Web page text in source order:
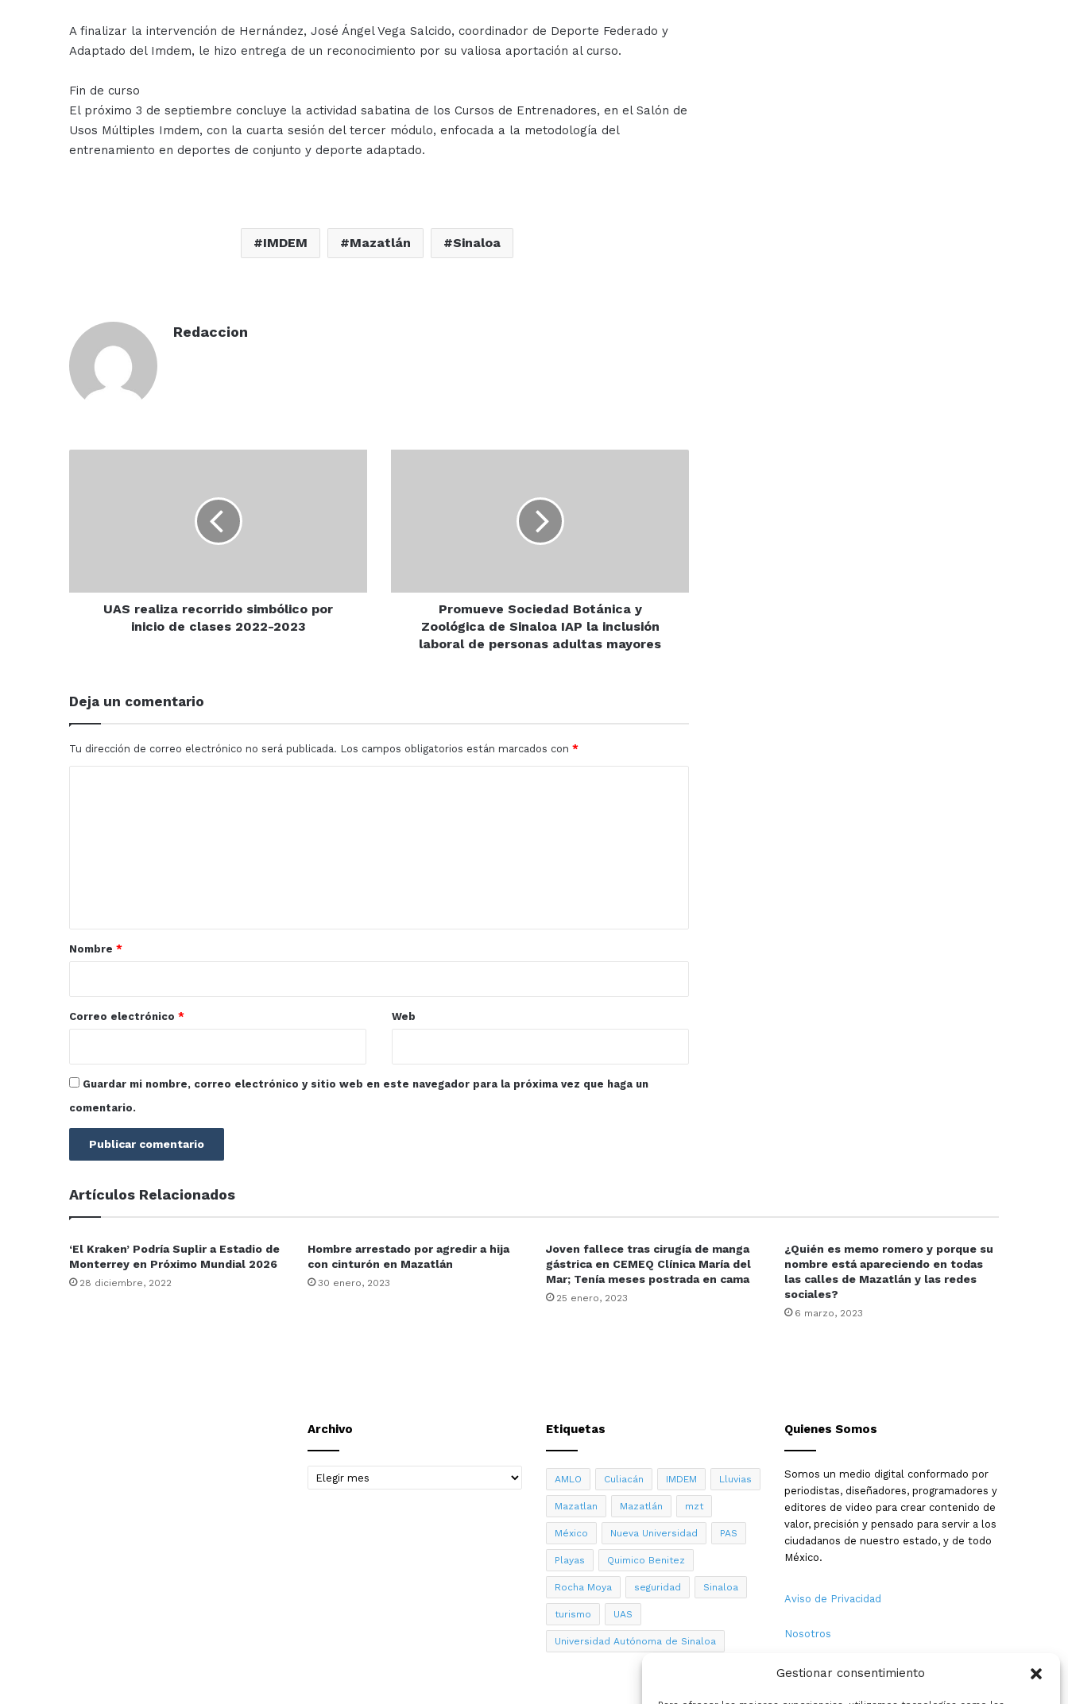
Gestionar consentimiento
A finalizar la intervención de Hernández, José Ángel Vega Salcido, coordinador de Deporte Federado y
Adaptado del Imdem, le hizo entrega de un reconocimiento por su valiosa aportación al curso.
Fin de curso
El próximo 3 de septiembre concluye la actividad sabatina de los Cursos de Entrenadores, en el Salón de
Usos Múltiples Imdem, con la cuarta sesión del tercer módulo, enfocada a la metodología del
entrenamiento en deportes de conjunto y deporte adaptado.
IMDEM Mazatlán Sinaloa
Redaccion
2022-
UAS realiza recorrido simbólico por
inicio de clases 2022-2023
la
laboral
Promueve Sociedad Botánica y
Zoológica de Sinaloa IAP la inclusión
laboral de personas adultas mayores
Deja un comentario
Tu dirección de correo electrónico no será publicada. Los campos obligatorios están marcados con *
r
*
Nombre *
Correo electrónico * Web
Guardar mi nombre, correo electrónico y sitio web en este navegador para la próxima vez que haga un
comentario.
Artículos Relacionados
‘El Kraken’ Podría Suplir a Estadio de
Monterrey en Próximo Mundial 2026
28 diciembre, 2022
Hombre arrestado por agredir a hija
con cinturón en Mazatlán
30 enero, 2023
Joven fallece tras cirugía de manga
gástrica en CEMEQ Clínica María del
Mar; Tenía meses postrada en cama
25 enero, 2023
¿Quién es memo romero y porque su
nombre está apareciendo en todas
las calles de Mazatlán y las redes
sociales?
6 marzo, 2023
Archivo
Archivo
Etiquetas
AMLO Culiacán IMDEM Lluvias
Mazatlan Mazatlán mzt
México Nueva Universidad PAS
Playas Quimico Benitez
Rocha Moya seguridad Sinaloa
turismo UAS
Universidad Autónoma de Sinaloa
Quienes Somos
Somos un medio digital conformado por
periodistas, diseñadores, programadores y
editores de video para crear contenido de
valor, precisión y pensado para servir a los
ciudadanos de nuestro estado, y de todo
México.
Aviso de Privacidad
Nosotros
Términos y Condiciones